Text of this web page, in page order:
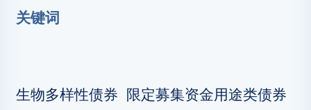
关键词
生物多样性债券 限定募集资金用途类债券